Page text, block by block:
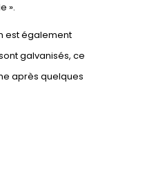
».
est également
galvanisés, ce
après quelques